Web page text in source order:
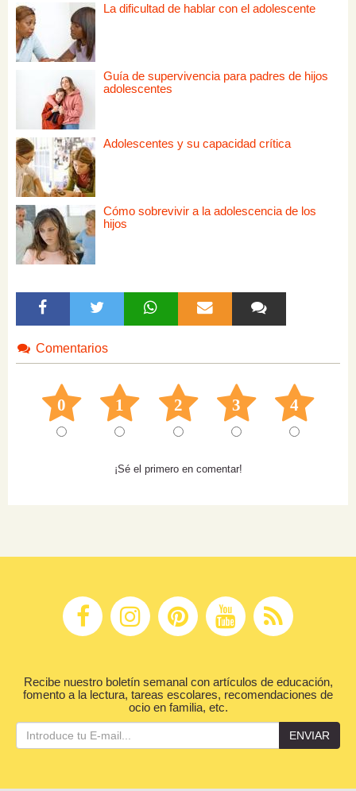
La dificultad de hablar con el adolescente
Guía de supervivencia para padres de hijos
adolescentes
Adolescentes y su capacidad crítica
Cómo sobrevivir a la adolescencia de los
hijos
Comentarios
0 1 2 3 4
¡Sé el primero en comentar!
Recibe nuestro boletín semanal con artículos de educación,
fomento a la lectura, tareas escolares, recomendaciones de
ocio en familia, etc.
ENVIAR